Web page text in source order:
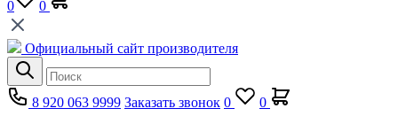
0 0
Официальный сайт производителя
8 920 063 9999 Заказать звонок 0
0